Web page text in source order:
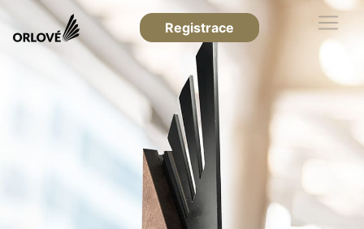
Registrace